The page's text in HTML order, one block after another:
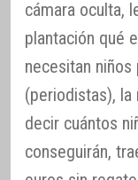
cámara oculta,
plantación qué
necesitan
(periodistas), la
decir cuántos
conseguirán,